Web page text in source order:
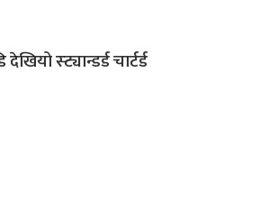
स्ट्यान्डर्ड चार्टर्ड